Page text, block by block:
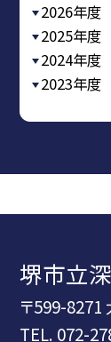
2026年度
2025年度
2024年度
2023年度
堺市立
〒599-
TEL. 072-